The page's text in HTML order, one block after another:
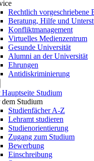
Rechtlich vorgeschriebene
Beratung, Hilfe und
Konfliktmanagement
Virtuelles Medienzentrum
Gesunde Universität
Alumni an der Universität
Ehrungen
Antidiskriminierung
Hauptseite Studium
dem Studium
Studienfächer A-Z
Lehramt studieren
Studienorientierung
Zugang zum Studium
Bewerbung
Einschreibung